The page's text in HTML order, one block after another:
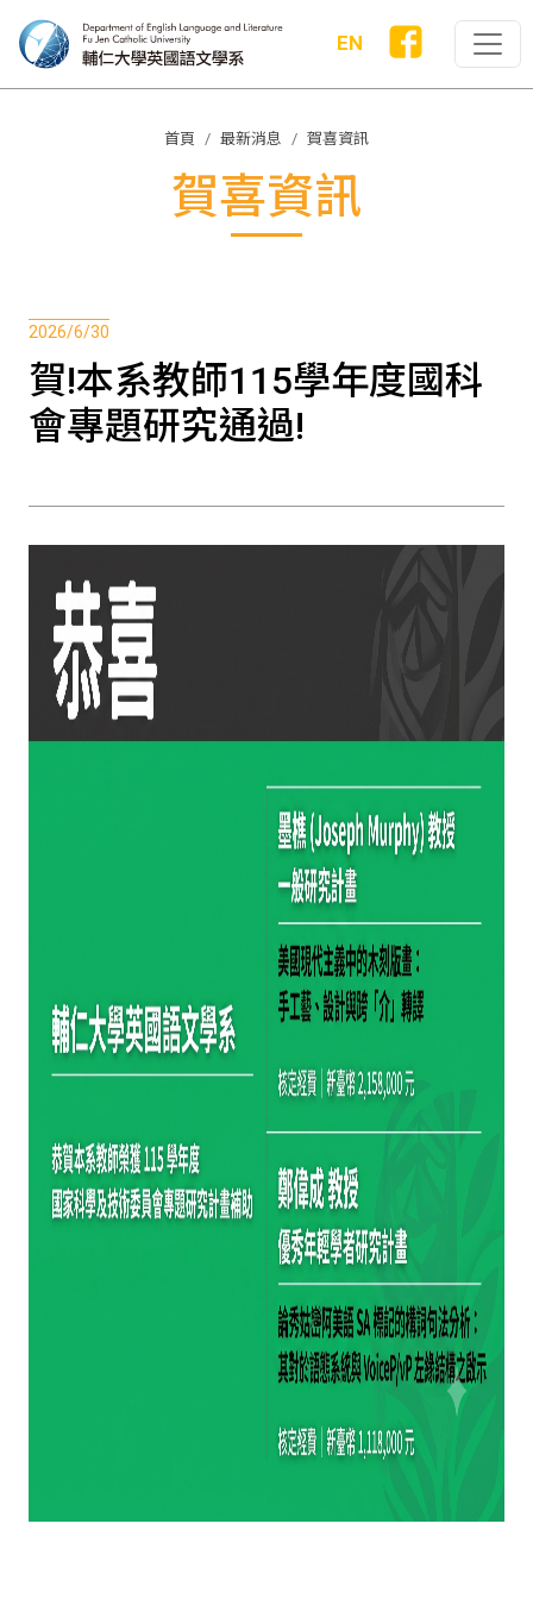
EN
首頁 最新消息 賀喜資訊
賀喜資訊
2026/6/30
賀!本系教師115學年度國科
會專題研究通過!